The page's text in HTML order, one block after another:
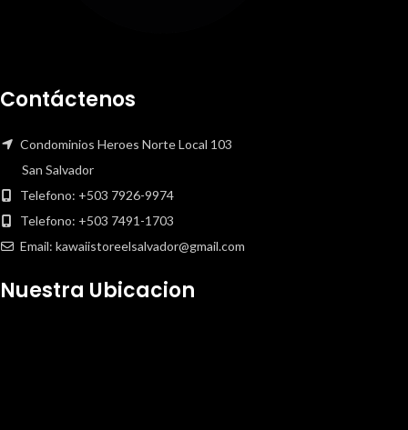
Contáctenos
Condominios Heroes Norte Local 103
San Salvador
Telefono: +503 7926-9974
Telefono: +503 7491-1703
Email: kawaiistoreelsalvador@gmail.com
Nuestra Ubicacion